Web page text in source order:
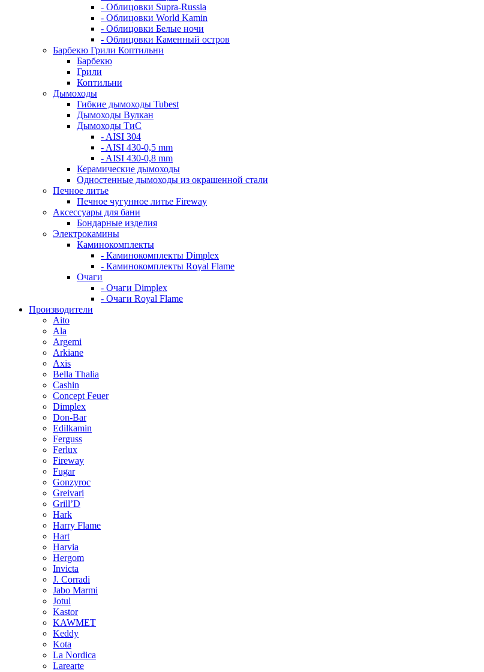
- Облицовки Supra-Russia
- Облицовки World Kamin
- Облицовки Белые ночи
- Облицовки Каменный остров
Барбекю Грили Коптильни
Барбекю
Грили
Коптильни
Дымоходы
Гибкие дымоходы Tubest
Дымоходы Вулкан
Дымоходы ТиС
- AISI 304
- AISI 430-0,5 mm
- AISI 430-0,8 mm
Керамические дымоходы
Одностенные дымоходы из окрашенной стали
Печное литье
Печное чугунное литье Fireway
Аксессуары для бани
Бондарные изделия
Электрокамины
Каминокомплекты
- Каминокомплекты Dimplex
- Каминокомплекты Royal Flame
Очаги
- Очаги Dimplex
- Очаги Royal Flame
Производители
Aito
Ala
Argemi
Arkiane
Axis
Bella Thalia
Cashin
Concept Feuer
Dimplex
Don-Bar
Edilkamin
Ferguss
Ferlux
Fireway
Fugar
Gonzyroc
Greivari
Grill’D
Hark
Harry Flame
Hart
Harvia
Hergom
Invicta
J. Corradi
Jabo Marmi
Jotul
Kastor
KAWMET
Keddy
Kota
La Nordica
Larearte